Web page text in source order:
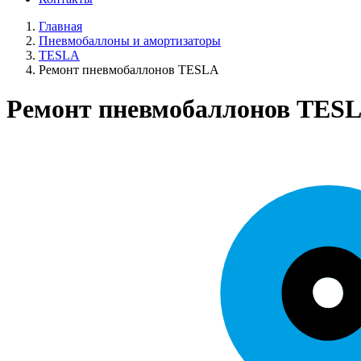
Главная
Пневмобаллоны и амортизаторы
TESLA
Ремонт пневмобаллонов TESLA
Ремонт пневмобаллонов